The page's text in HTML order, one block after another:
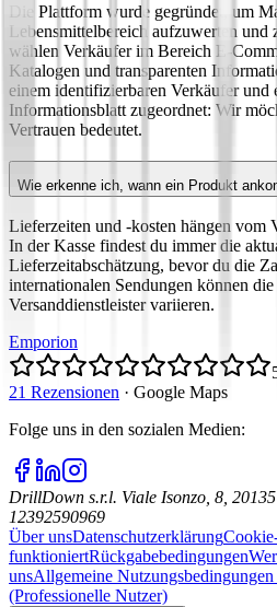
Die Plattform wurde gegründet, um
Lebensmittelbereich aufzuwerten
wählen Verkäufer im Bereich
Katalogen und transparenten
einem identifizierbaren Verkäufer und
Informationsblatt zugeordnet: Wir
Vertrauen bedeutet.
Wie erkenne ich, wann ein Produkt
Lieferzeiten und -kosten hängen vom
In der Kasse findest du immer die
Lieferzeitabschätzung, bevor du die
internationalen Sendungen können
Versanddienstleister variieren.
Emporion
21 Rezensionen · Google Maps
Folge uns in den sozialen Medien:
DrillDown s.r.l. Viale Isonzo, 8,
12392590969
Über unsDatenschutzerklärung
funktioniertRückgabebedingungen
unsAllgemeine
(Professionelle Nutzer)